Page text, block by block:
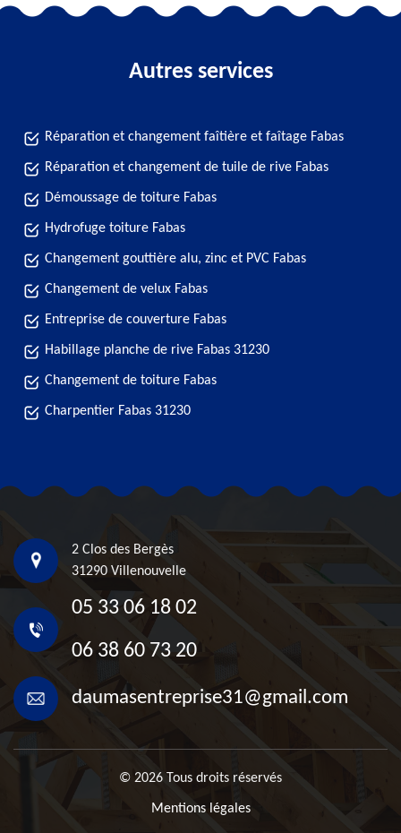
Autres services
Réparation et changement faîtière et faîtage Fabas
Réparation et changement de tuile de rive Fabas
Démoussage de toiture Fabas
Hydrofuge toiture Fabas
Changement gouttière alu, zinc et PVC Fabas
Changement de velux Fabas
Entreprise de couverture Fabas
Habillage planche de rive Fabas 31230
Changement de toiture Fabas
Charpentier Fabas 31230
2 Clos des Bergès
31290 Villenouvelle
05 33 06 18 02
06 38 60 73 20
daumasentreprise31@gmail.com
© 2026 Tous droits réservés
Mentions légales